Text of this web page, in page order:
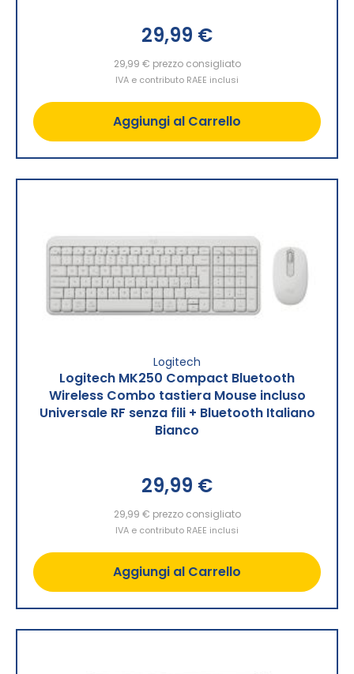
29,99 €
29,99 € prezzo consigliato
IVA e contributo RAEE inclusi
Aggiungi al Carrello
Logitech
Logitech MK250 Compact Bluetooth
Wireless Combo tastiera Mouse incluso
Universale RF senza fili + Bluetooth Italiano
Bianco
29,99 €
29,99 € prezzo consigliato
IVA e contributo RAEE inclusi
Aggiungi al Carrello